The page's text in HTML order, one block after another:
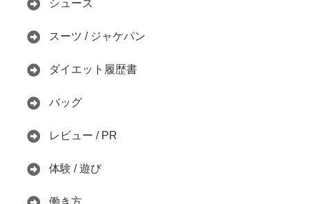
シューズ
スーツ / ジャケパン
ダイエット履歴書
バッグ
レビュー / PR
体験 / 遊び
働き方